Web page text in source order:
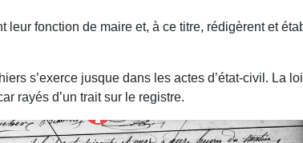
fonction de maire et, à ce titre, rédigèrent et
s’exerce jusque dans les actes d’état-civil. La
rayés d’un trait sur le registre.